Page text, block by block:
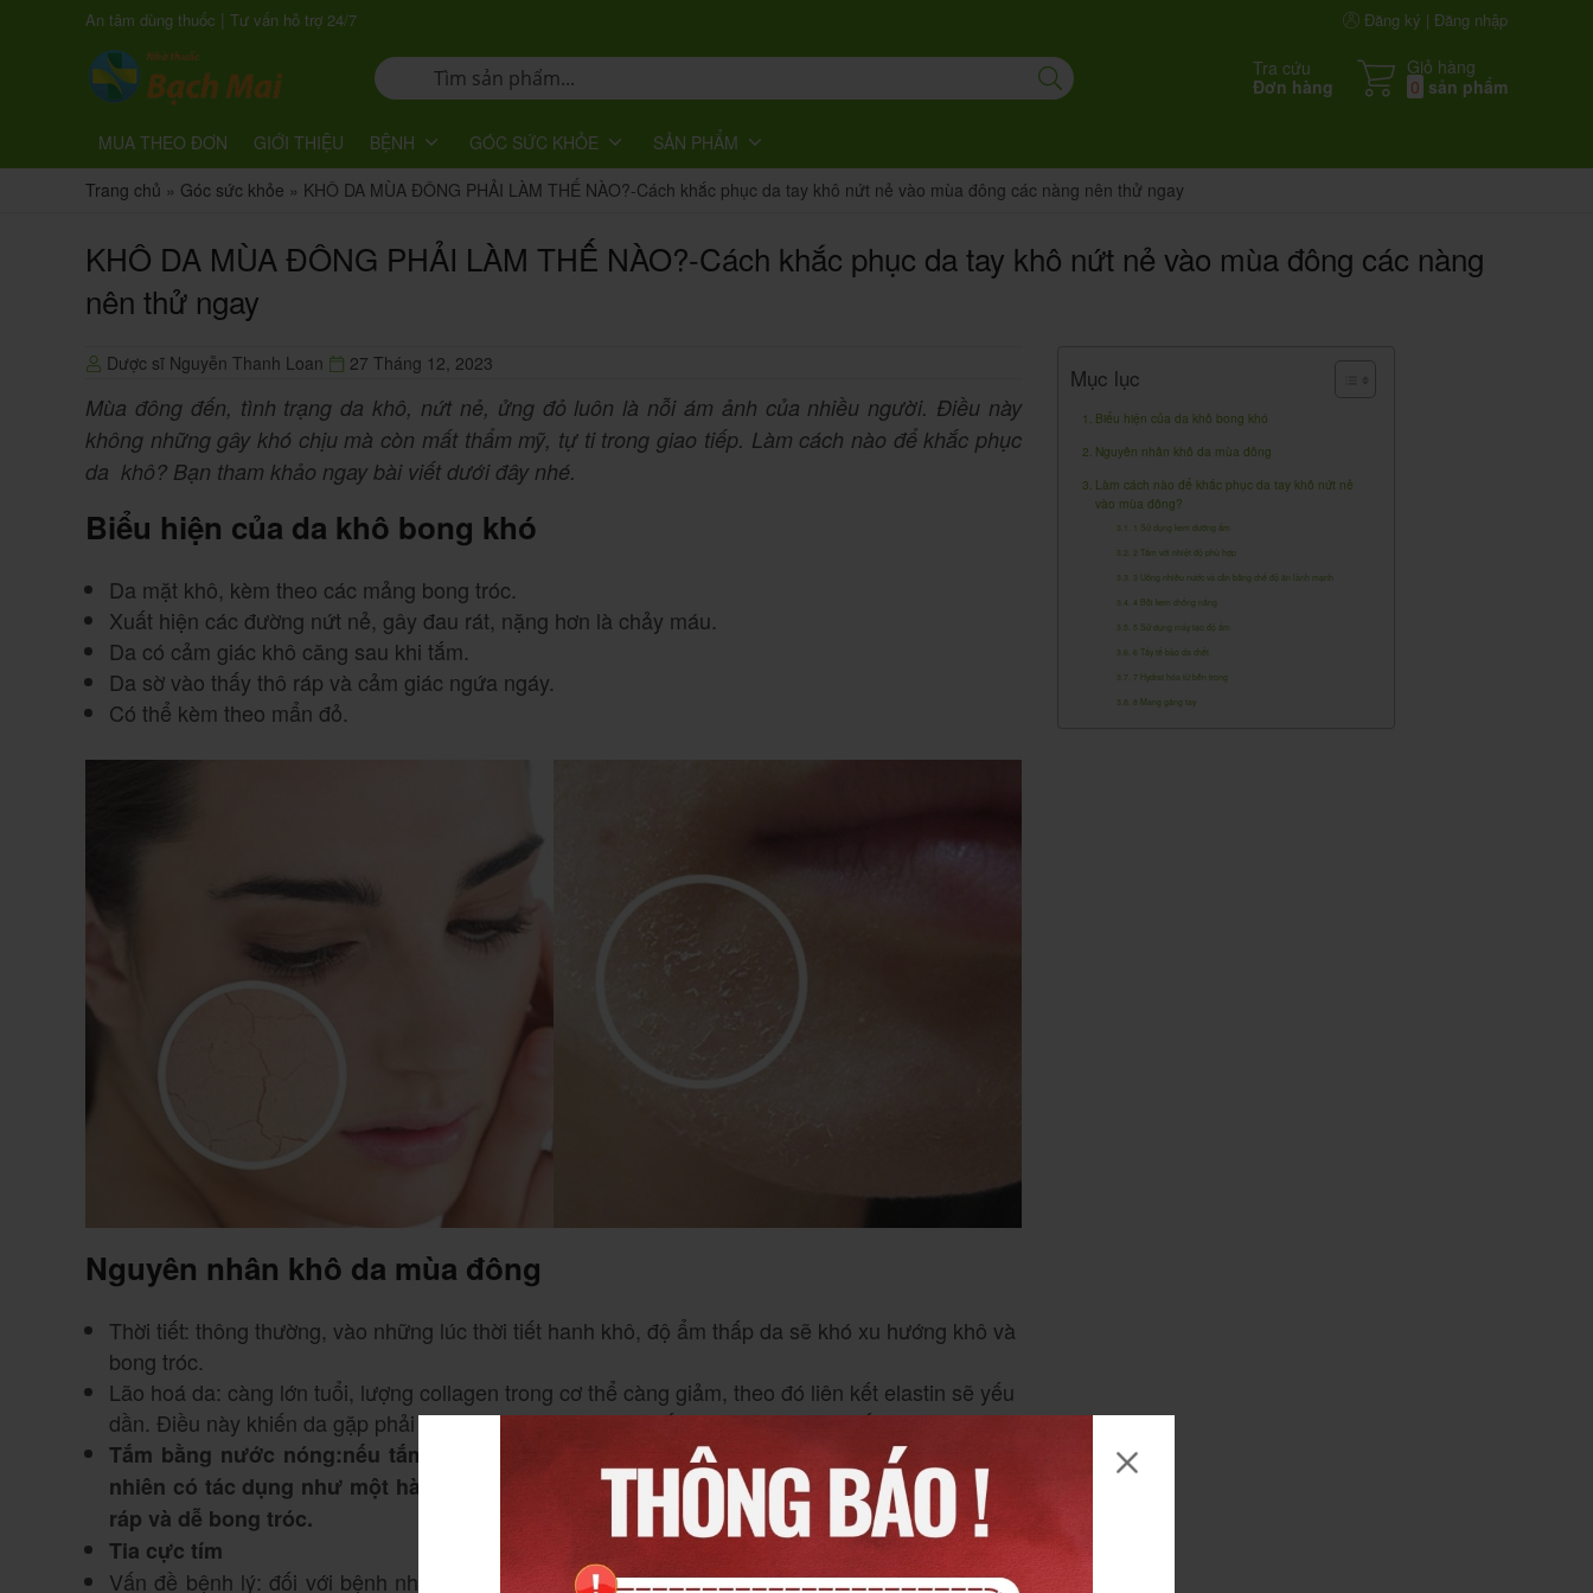
An tâm dùng thuốc | Tư vấn hỗ trợ 24/7 Đăng ký | Đăng nhập
Tra cứu
Đơn hàng
Giỏ hàng
0 sản phẩm
MUA THEO ĐƠN GIỚI THIỆU BỆNH GÓC SỨC KHỎE
SẢN PHẨM
Trang chủ » Góc sức khỏe » KHÔ DA MÙA ĐÔNG PHẢI LÀM THẾ NÀO?-Cách khắc phục da tay khô nứt nẻ vào mùa đông các nàng nên thử ngay
KHÔ DA MÙA ĐÔNG PHẢI LÀM THẾ NÀO?-Cách khắc phục da tay khô nứt nẻ vào mùa đông các nàng
nên thử ngay
Dược sĩ Nguyễn Thanh Loan 27 Tháng 12, 2023
Mùa đông đến, tình trạng da khô, nứt nẻ, ửng đỏ luôn là nỗi ám ảnh của nhiều người. Điều này
không những gây khó chịu mà còn mất thẩm mỹ, tự ti trong giao tiếp. Làm cách nào để khắc phục
da khô? Bạn tham khảo ngay bài viết dưới đây nhé.
Biểu hiện của da khô bong khó
Da mặt khô, kèm theo các mảng bong tróc.
Xuất hiện các đường nứt nẻ, gây đau rát, nặng hơn là chảy máu.
Da có cảm giác khô căng sau khi tắm.
Da sờ vào thấy thô ráp và cảm giác ngứa ngáy.
Có thể kèm theo mẩn đỏ.
Nguyên nhân khô da mùa đông
Thời tiết: thông thường, vào những lúc thời tiết hanh khô, độ ẩm thấp da sẽ khó xu hướng khô và
bong tróc.
Lão hoá da: càng lớn tuổi, lượng collagen trong cơ thể càng giảm, theo đó liên kết elastin sẽ yếu
dần. Điều này khiến da gặp phải các tình trạng như nám, nếp nhăn, kém săn chắc và khô ráp.
Tắm bằng nước nóng:nếu tắm nước quá nóng hoặc tắm lâu sẽ gột rửa mất lớp dầu tự
nhiên có tác dụng như một hàng rào bảo vệ da. Dẫn tới việc da của bạn trở nên khô, thô
ráp và dễ bong tróc.
Tia cực tím
Vấn đề bệnh lý: đối với bệnh nhân đái tháo đường hay người có vấn đề về tuyến giáp, việc sử
Mục lục
Biểu hiện của da khô bong khó
Nguyên nhân khô da mùa đông
Làm cách nào để khắc phục da tay khô nứt nẻ
vào mùa đông?
1 Sử dụng kem dưỡng ẩm
2 Tắm với nhiệt độ phù hợp
3 Uống nhiều nước và cân bằng chế độ ăn lành mạnh
4 Bôi kem chống nắng
5 Sử dụng máy tạo độ ẩm
6 Tẩy tế bào da chết
7 Hydrat hóa từ bên trong
8 Mang găng tay